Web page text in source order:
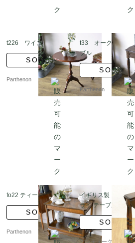
t226 ワインテーブル
SOLD
Parthenon
t33 オークサイド
ブル
SOLD
Parthenon
fo22 ティーワゴン
SOLD
Parthenon
イギリス製 ミニ バ
ライ テーブル サイ
ーブル アンティーク
ーク材 伸長式 ラウン
丸 ワインテーブル
SOLD
アンティークブルー